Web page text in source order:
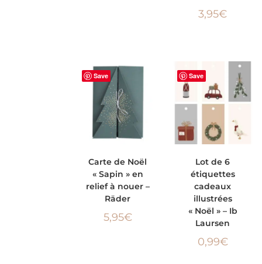
3,95€
Save
PANIER
Carte de Noël
« Sapin » en
relief à nouer –
Räder
5,95€
Save
PANIER
Lot de 6
étiquettes
cadeaux
illustrées
« Noël » – Ib
Laursen
0,99€